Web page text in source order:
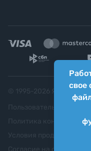
свое
Яркий
Пользовательское
Политика
Согласие на